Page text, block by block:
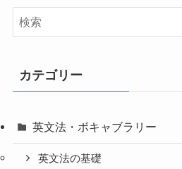
カテゴリー
英文法・ボキャブラリー
英文法の基礎